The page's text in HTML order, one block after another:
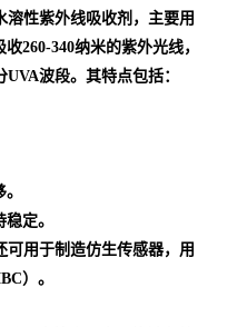
溶性紫外线吸收剂，主要用
260-340纳米的紫外光线，
波段。其特点包括：
定。
可用于制造仿生传感器，用
）。